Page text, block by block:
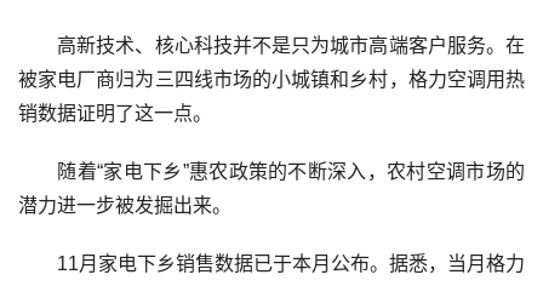
高新技术、核心科技并不是只为城市高端客户服务。在
被家电厂商归为三四线市场的小城镇和乡村，格力空调用热
销数据证明了这一点。
随着“家电下乡”惠农政策的不断深入，农村空调市场的
潜力进一步被发掘出来。
11月家电下乡销售数据已于本月公布。据悉，当月格力